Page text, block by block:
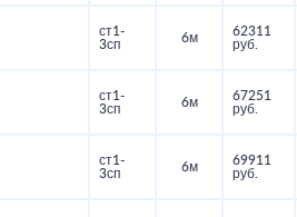
ст1-
3сп
6м
62311
руб.
ст1-
3сп
6м
67251
руб.
ст1-
3сп
6м
69911
руб.